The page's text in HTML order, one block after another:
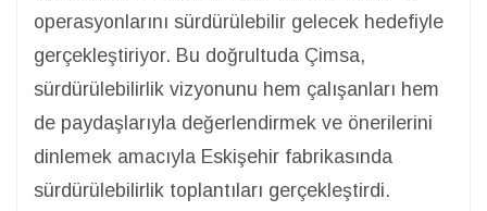
operasyonlarını sürdürülebilir gelecek hedefiyle
gerçekleştiriyor. Bu doğrultuda Çimsa,
sürdürülebilirlik vizyonunu hem çalışanları hem
de paydaşlarıyla değerlendirmek ve önerilerini
dinlemek amacıyla Eskişehir fabrikasında
sürdürülebilirlik toplantıları gerçekleştirdi.